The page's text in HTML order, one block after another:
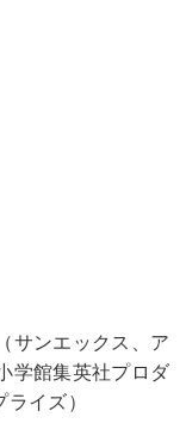
サンエックス、ア
学館集英社プロダ
イズ）